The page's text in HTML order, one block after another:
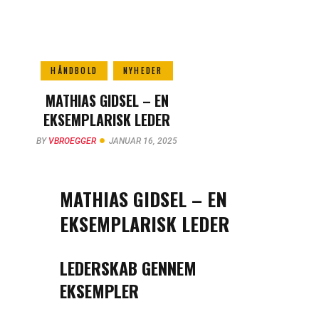
HÅNDBOLD NYHEDER
MATHIAS GIDSEL – EN
EKSEMPLARISK LEDER
BY VBROEGGER JANUAR 16, 2025
MATHIAS GIDSEL – EN
EKSEMPLARISK LEDER
LEDERSKAB GENNEM
EKSEMPLER